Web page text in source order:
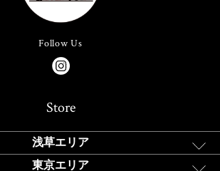
Follow Us
Store
浅草エリア
東京エリア